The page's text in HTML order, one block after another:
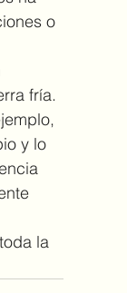
o
fría.
y lo
la